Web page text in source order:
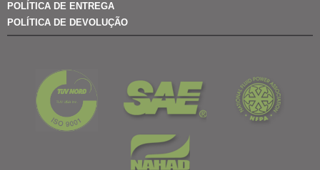
POLÍTICA DE ENTREGA
POLÍTICA DE DEVOLUÇÃO